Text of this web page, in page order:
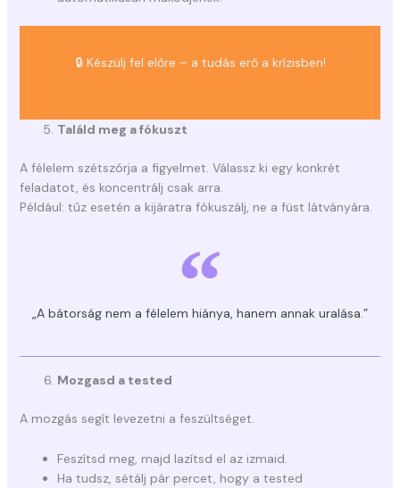
🔒 Készülj fel előre – a tudás erő a krízisben!
Találd meg a fókuszt
A félelem szétszórja a figyelmet. Válassz ki egy konkrét
feladatot, és koncentrálj csak arra.
Például: tűz esetén a kijáratra fókuszálj, ne a füst látványára.
„A bátorság nem a félelem hiánya, hanem annak uralása.”
Mozgasd a tested
A mozgás segít levezetni a feszültséget.
Feszítsd meg, majd lazítsd el az izmaid.
Ha tudsz, sétálj pár percet, hogy a tested